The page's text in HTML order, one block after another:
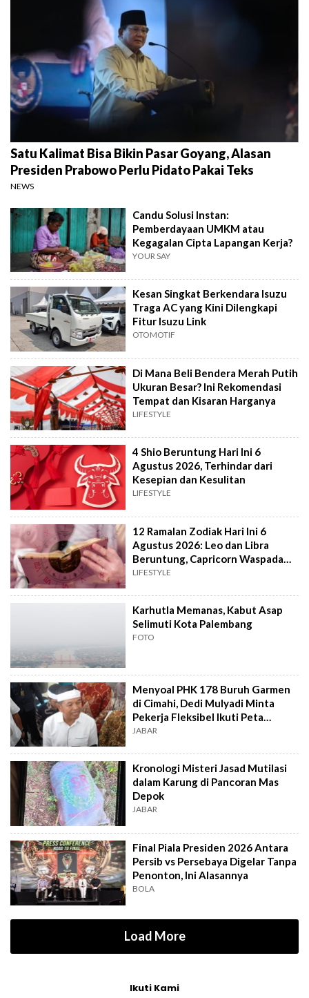
Satu Kalimat Bisa Bikin Pasar Goyang, Alasan
Presiden Prabowo Perlu Pidato Pakai Teks
NEWS
Candu Solusi Instan:
Pemberdayaan UMKM atau
Kegagalan Cipta Lapangan Kerja?
YOUR SAY
Kesan Singkat Berkendara Isuzu
Traga AC yang Kini Dilengkapi
Fitur Isuzu Link
OTOMOTIF
Di Mana Beli Bendera Merah Putih
Ukuran Besar? Ini Rekomendasi
Tempat dan Kisaran Harganya
LIFESTYLE
4 Shio Beruntung Hari Ini 6
Agustus 2026, Terhindar dari
Kesepian dan Kesulitan
LIFESTYLE
12 Ramalan Zodiak Hari Ini 6
Agustus 2026: Leo dan Libra
Beruntung, Capricorn Waspada
Konflik
LIFESTYLE
Karhutla Memanas, Kabut Asap
Selimuti Kota Palembang
FOTO
Menyoal PHK 178 Buruh Garmen
di Cimahi, Dedi Mulyadi Minta
Pekerja Fleksibel Ikuti Peta
Industri
JABAR
Kronologi Misteri Jasad Mutilasi
dalam Karung di Pancoran Mas
Depok
JABAR
Final Piala Presiden 2026 Antara
Persib vs Persebaya Digelar Tanpa
Penonton, Ini Alasannya
BOLA
Load More
Ikuti Kami